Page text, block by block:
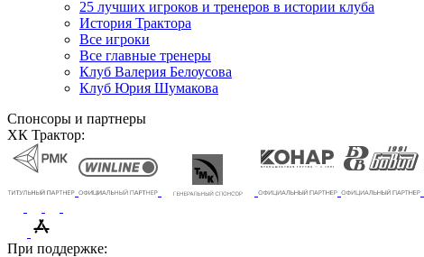
25 лучших игроков и тренеров в истории клуба
История Трактора
Все игроки
Все главные тренеры
Клуб Валерия Белоусова
Клуб Юрия Шумакова
Спонсоры и партнеры
ХК Трактор:
При поддержке: